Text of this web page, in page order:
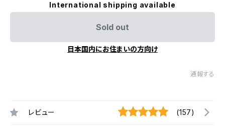
International shipping available
Sold out
日本国内にお住まいの方向け
通報する
レビュー (157)